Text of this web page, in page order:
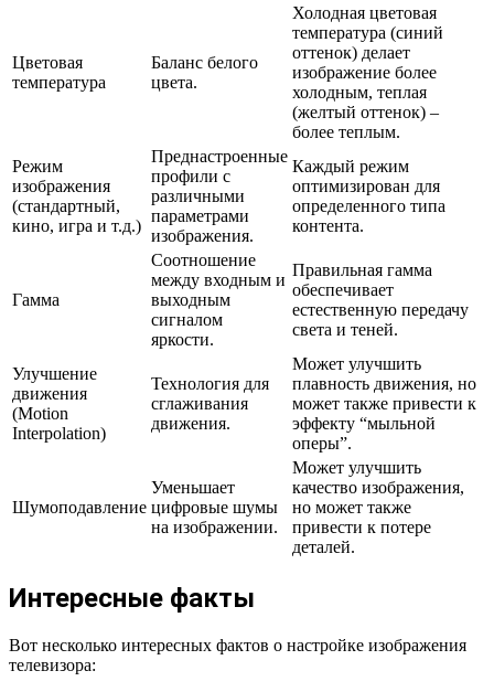
Цветовая
температура
Баланс белого
цвета.
Холодная цветовая
температура (синий
оттенок) делает
изображение более
холодным, теплая
(желтый оттенок) –
более теплым.
Режим
изображения
(стандартный,
кино, игра и т.д.)
Преднастроенные
профили с
различными
параметрами
изображения.
Каждый режим
оптимизирован для
определенного типа
контента.
Гамма
Соотношение
между входным и
выходным
сигналом
яркости.
Правильная гамма
обеспечивает
естественную передачу
света и теней.
Улучшение
движения
(Motion
Interpolation)
Технология для
сглаживания
движения.
Может улучшить
плавность движения, но
может также привести к
эффекту “мыльной
оперы”.
Шумоподавление
Уменьшает
цифровые шумы
на изображении.
Может улучшить
качество изображения,
но может также
привести к потере
деталей.
Интересные факты
Вот несколько интересных фактов о настройке изображения
телевизора: